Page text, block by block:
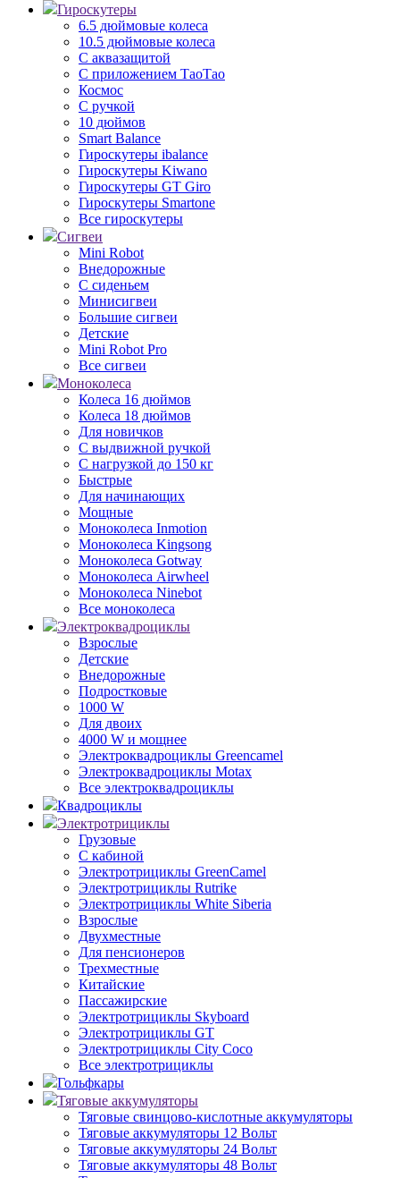
Гироскутеры
6.5 дюймовые колеса
10.5 дюймовые колеса
С аквазащитой
С приложением ТаоТао
Космос
С ручкой
10 дюймов
Smart Balance
Гироскутеры ibalance
Гироскутеры Kiwano
Гироскутеры GT Giro
Гироскутеры Smartone
Все гироскутеры
Сигвеи
Mini Robot
Внедорожные
С сиденьем
Минисигвеи
Большие сигвеи
Детские
Mini Robot Pro
Все сигвеи
Моноколеса
Колеса 16 дюймов
Колеса 18 дюймов
Для новичков
С выдвижной ручкой
С нагрузкой до 150 кг
Быстрые
Для начинающих
Мощные
Моноколеса Inmotion
Моноколеса Kingsong
Моноколеса Gotway
Моноколеса Airwheel
Моноколеса Ninebot
Все моноколеса
Электроквадроциклы
Взрослые
Детские
Внедорожные
Подростковые
1000 W
Для двоих
4000 W и мощнее
Электроквадроциклы Greencamel
Электроквадроциклы Motax
Все электроквадроциклы
Квадроциклы
Электротрициклы
Грузовые
С кабиной
Электротрициклы GreenCamel
Электротрициклы Rutrike
Электротрициклы White Siberia
Взрослые
Двухместные
Для пенсионеров
Трехместные
Китайские
Пассажирские
Электротрициклы Skyboard
Электротрициклы GT
Электротрициклы City Coco
Все электротрициклы
Гольфкары
Тяговые аккумуляторы
Тяговые свинцово-кислотные аккумуляторы
Тяговые аккумуляторы 12 Вольт
Тяговые аккумуляторы 24 Вольт
Тяговые аккумуляторы 48 Вольт